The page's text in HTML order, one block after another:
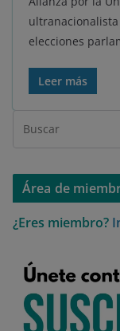
elecciones
Leer más
Área de
¿Eres miembro?